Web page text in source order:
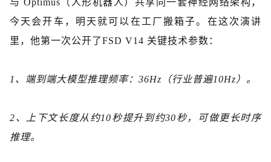
今天 会开车，明天就可以 在工厂搬箱子。 在这次演讲
里，他第一次公开了FSD V14 关键技术参数 ：
1、 端到端大模型推理频率： 36Hz（行业普遍10Hz）。
2、 上下文长度从约10秒提升到约30秒，可做更长时序
推理。